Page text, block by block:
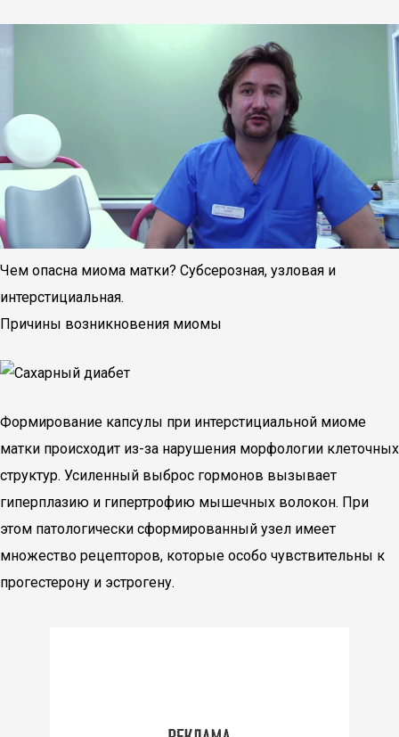
Чем опасна миома матки? Субсерозная, узловая и
интерстициальная.
Причины возникновения миомы
Формирование капсулы при интерстициальной миоме
матки происходит из-за нарушения морфологии клеточных
структур. Усиленный выброс гормонов вызывает
гиперплазию и гипертрофию мышечных волокон. При
этом патологически сформированный узел имеет
множество рецепторов, которые особо чувствительны к
прогестерону и эстрогену.